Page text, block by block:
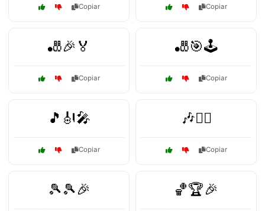
Copiar Copiar
🎳🎉🏅
Copiar
🎳🎯🕹️
Copiar
🎵🎻🎤
Copiar
🎶💆‍♂️
Copiar
🎾🎾🎉 🏀🏆🎉